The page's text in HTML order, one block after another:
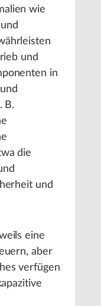
wie
und
in
B.
die
und
eine
aber
verfügen